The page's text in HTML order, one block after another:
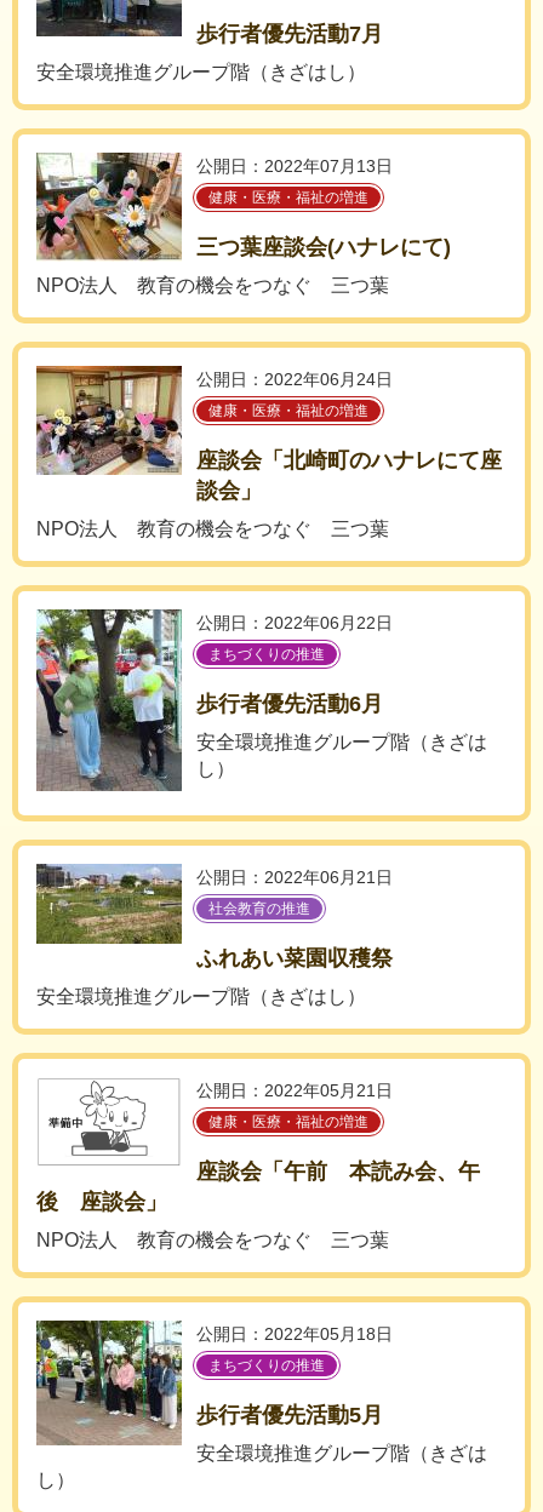
歩行者優先活動7月
安全環境推進グループ階（きざはし）
公開日：2022年07月13日
健康・医療・福祉の増進
三つ葉座談会(ハナレにて)
NPO法人 教育の機会をつなぐ 三つ葉
公開日：2022年06月24日
健康・医療・福祉の増進
座談会「北崎町のハナレにて座
談会」
NPO法人 教育の機会をつなぐ 三つ葉
公開日：2022年06月22日
まちづくりの推進
歩行者優先活動6月
安全環境推進グループ階（きざは
し）
公開日：2022年06月21日
社会教育の推進
ふれあい菜園収穫祭
安全環境推進グループ階（きざはし）
公開日：2022年05月21日
健康・医療・福祉の増進
座談会「午前 本読み会、午
後 座談会」
NPO法人 教育の機会をつなぐ 三つ葉
公開日：2022年05月18日
まちづくりの推進
歩行者優先活動5月
安全環境推進グループ階（きざは
し）